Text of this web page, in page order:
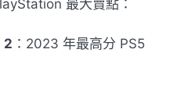
最大賣點：
2 ：2023 年最高分 PS5